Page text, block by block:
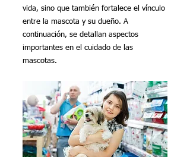
vida, sino que también fortalece el vínculo
entre la mascota y su dueño. A
continuación, se detallan aspectos
importantes en el cuidado de las
mascotas.